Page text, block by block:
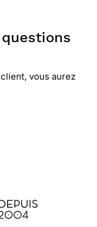
questions
vous aurez